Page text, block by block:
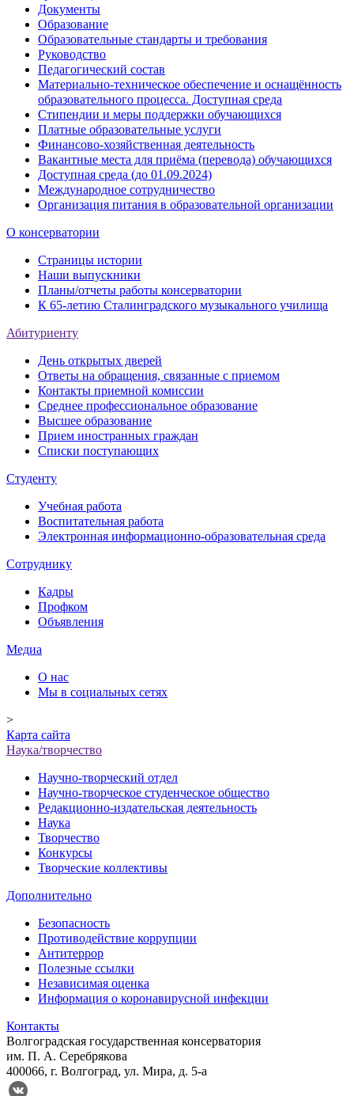
Документы
Образование
Образовательные стандарты и требования
Руководство
Педагогический состав
Материально-техническое обеспечение и оснащённость
образовательного процесса. Доступная среда
Стипендии и меры поддержки обучающихся
Платные образовательные услуги
Финансово-хозяйственная деятельность
Вакантные места для приёма (перевода) обучающихся
Доступная среда (до 01.09.2024)
Международное сотрудничество
Организация питания в образовательной организации
О консерватории
Страницы истории
Наши выпускники
Планы/отчеты работы консерватории
К 65-летию Сталинградского музыкального училища
Абитуриенту
День открытых дверей
Ответы на обращения, связанные с приемом
Контакты приемной комиссии
Среднее профессиональное образование
Высшее образование
Прием иностранных граждан
Списки поступающих
Студенту
Учебная работа
Воспитательная работа
Электронная информационно-образовательная среда
Сотруднику
Кадры
Профком
Объявления
Медиа
О нас
Мы в социальных сетях
>
Карта сайта
Наука/творчество
Научно-творческий отдел
Научно-творческое студенческое общество
Редакционно-издательская деятельность
Наука
Творчество
Конкурсы
Творческие коллективы
Дополнительно
Безопасность
Противодействие коррупции
Антитеррор
Полезные ссылки
Независимая оценка
Информация о коронавирусной инфекции
Контакты
Волгоградская государственная консерватория
им. П. А. Серебрякова
400066, г. Волгоград, ул. Мира, д. 5-а